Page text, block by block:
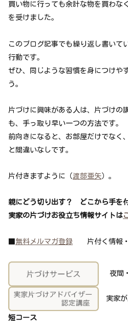
買い物に行っても余計な物を買わな
を受けました。
このブログ記事でも繰り返し書いて
行動です。
ぜひ、同じような習慣を身につけや
う。
片づけに興味がある人は、片づけの
も、手っ取り早い一つの方法です。
前向きになると、お部屋だけでなく
と間違いなしです。
片付きますように（渡部亜矢）。
親にどう切り出す？ どこから手を
実家の片づけお役立ち情報サイトは
無料メルマガ登録 片付く情報・
夜間・
実家が
短コース